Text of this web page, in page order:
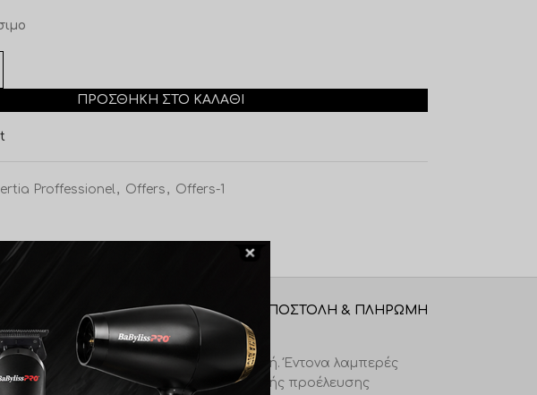
ΠΡΟΣΘΉΚΗ ΣΤΟ ΚΑΛΆΘΙ
Proffessionel, Offers , Offers-1
ΑΠΟΣΤΟΛΉ & ΠΛΗΡΩΜΉ
στην απόχρωση και πλούσια απαλή υφή. Έντονα λαμπερές
και βιταμίνη Ε καθώς και την φυτικής προέλευσης